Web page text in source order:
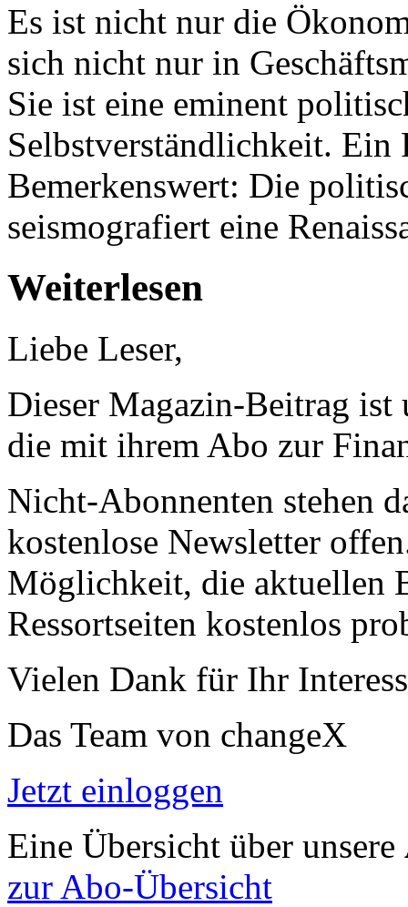
Es ist nicht nur die
sich nicht nur in
Sie ist eine eminent
Selbstverständlichkeit. Ein
Bemerkenswert: Die
seismografiert eine
Weiterlesen
Liebe Leser,
Dieser Magazin-Beitrag ist
die mit ihrem Abo zur
Nicht-Abonnenten stehen
kostenlose Newsletter
Möglichkeit, die aktuellen
Ressortseiten kostenlos
Vielen Dank für Ihr
Das Team von changeX
Jetzt einloggen
Eine Übersicht über unsere
zur Abo-Übersicht